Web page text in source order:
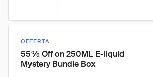
OFFERTA
55% Off on 250ML E-liquid
Mystery Bundle Box